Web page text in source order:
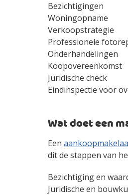
Bezichtigingen
Woningopname
Verkoopstrategie
Professionele
Onderhandelingen
Koopovereenkomst
Juridische check
Eindinspectie voor
Wat doet een
Een
dit de stappen van
Bezichtiging en
Juridische en